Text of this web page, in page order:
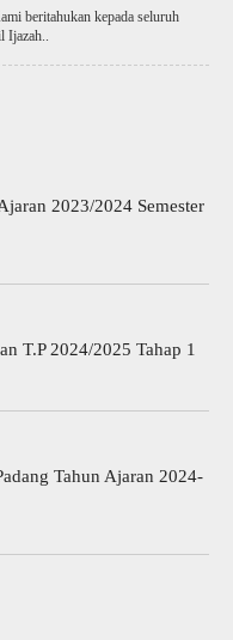
beritahukan kepada seluruh
Ijazah..
2023/2024 Semester
T.P 2024/2025 Tahap 1
Tahun Ajaran 2024-